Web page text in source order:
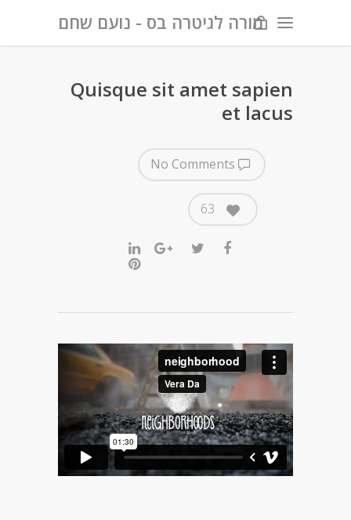
מורה לגיטרה בס - נועם שחם
Quisque sit amet sapien
et lacus
63